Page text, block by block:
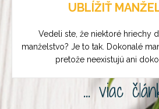
UBLÍŽIŤ
Vedeli ste, že niektoré hriechy
manželstvo? Je to tak. Dokonalé
pretože neexistujú ani
... viac